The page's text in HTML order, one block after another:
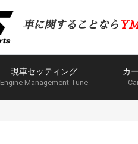
車に関することなら
現車セッティング
Engine Management Tune
カ